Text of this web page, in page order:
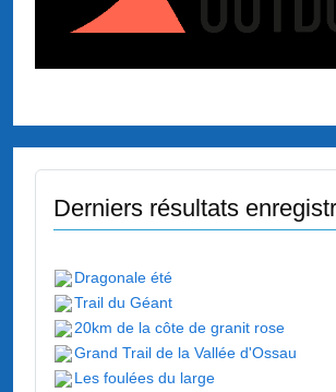
Derniers résultats
Dragonale été
Trail du Géant
20km de la côte de granit rose
Grand Trail de la Vallée d'Ossau
Les foulées du large